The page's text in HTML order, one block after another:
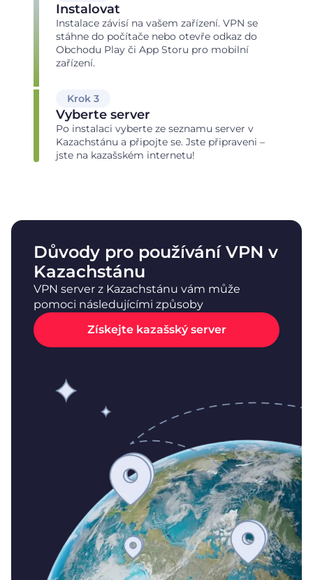
Instalovat
Instalace závisí na vašem zařízení. VPN se
stáhne do počítače nebo otevře odkaz do
Obchodu Play či App Storu pro mobilní
zařízení.
Krok 3
Vyberte server
Po instalaci vyberte ze seznamu server v
Kazachstánu a připojte se. Jste připraveni –
jste na kazašském internetu!
Důvody pro používání VPN v
Kazachstánu
VPN server z Kazachstánu vám může
pomoci následujícími způsoby
Získejte kazašský server